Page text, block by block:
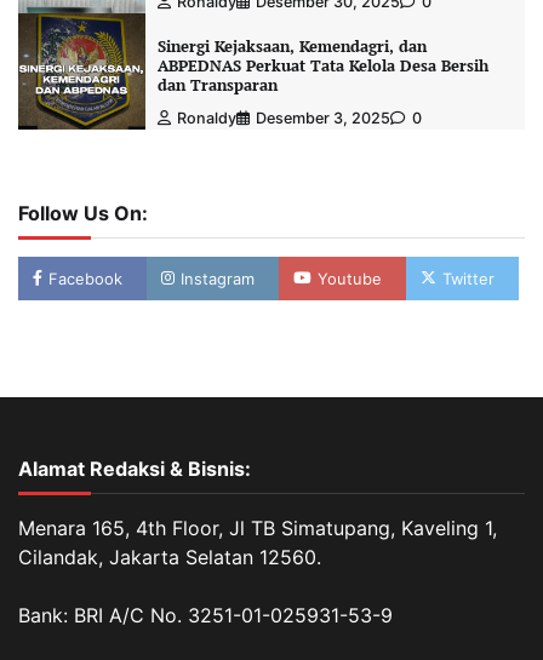
Sinergi Kejaksaan, Kemendagri, dan
ABPEDNAS Perkuat Tata Kelola Desa Bersih
dan Transparan
Ronaldy Desember 3, 2025 0
Follow Us On:
Facebook Instagram Youtube Twitter
Alamat Redaksi & Bisnis:
Menara 165, 4th Floor, Jl TB Simatupang, Kaveling 1,
Cilandak, Jakarta Selatan 12560.
Bank: BRI A/C No. 3251-01-025931-53-9